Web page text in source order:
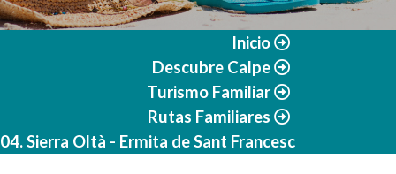
Inicio
Descubre Calpe
Turismo Familiar
Rutas Familiares
04. Sierra Oltà - Ermita de Sant Francesc